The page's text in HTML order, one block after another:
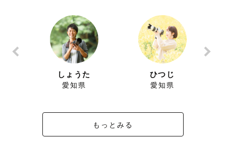
しょうた
愛知県
ひつじ
愛知県
もっとみる